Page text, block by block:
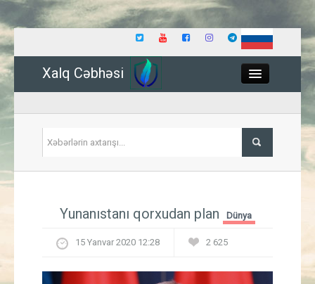
Xalq Cəbhəsi
İqtisadiyyat
Yunanıstanı qorxudan plan Dünya
15 Yanvar 2020 12:28 2 625